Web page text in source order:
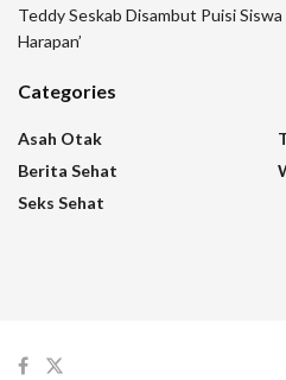
Teddy Seskab Disambut Puisi Siswa
Harapan’
Categories
Asah Otak
Berita Sehat
Seks Sehat